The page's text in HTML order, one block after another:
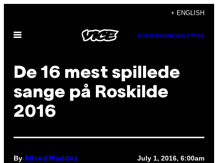
content
+ ENGLISH
Open
SUBSCRIBENEWSLETTER
De 16 mest spillede
sange på Roskilde
2016
By Alfred Maddox July 1, 2016, 6:00am